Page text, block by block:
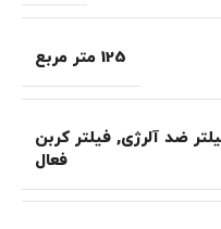
125 متر مربع
ضد آلرژی, فیلتر کربن
فعال